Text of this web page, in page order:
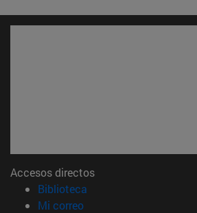
Accesos directos
Biblioteca
Mi correo(abre en nueva ventana)